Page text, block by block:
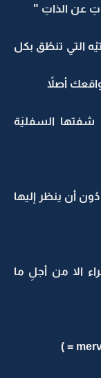
عن الذاتِ "
التي تنطُق بكل
أصلاً
السفليَة
أن ينظر إليها
الا من أجلِ ما